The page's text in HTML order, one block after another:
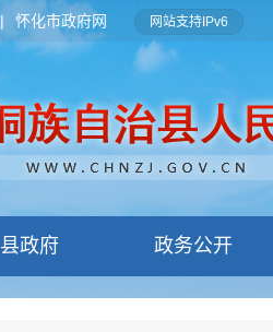
| 怀化市政府网 网站支持IPv6
县政府 政务公开